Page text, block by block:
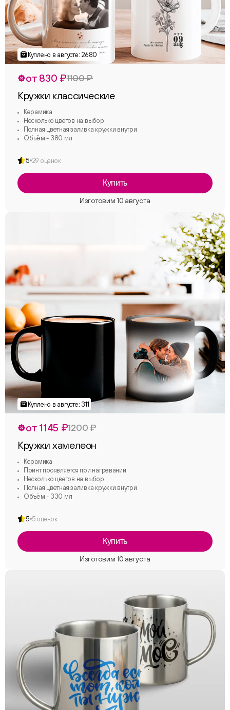
от 830 ₽1100 ₽
Кружки классические
Керамика
Несколько цветов на выбор
Полная цветная заливка кружки внутри
Объём - 380 мл
5 29 оценок
Купить
от 1145 ₽1200 ₽
Кружки хамелеон
Керамика
Принт проявляется при нагревании
Несколько цветов на выбор
Полная цветная заливка кружки внутри
Объём - 330 мл
5 5 оценок
Купить